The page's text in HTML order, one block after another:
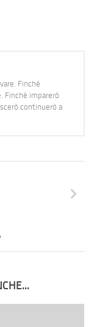
Finché
Finché imparerò
continuerò a